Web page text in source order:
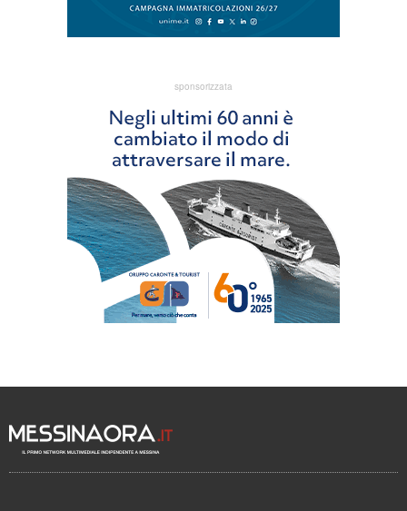
sponsorizzata